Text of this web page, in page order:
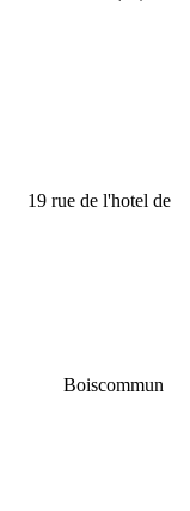
19 rue de l'hotel de
Boiscommun